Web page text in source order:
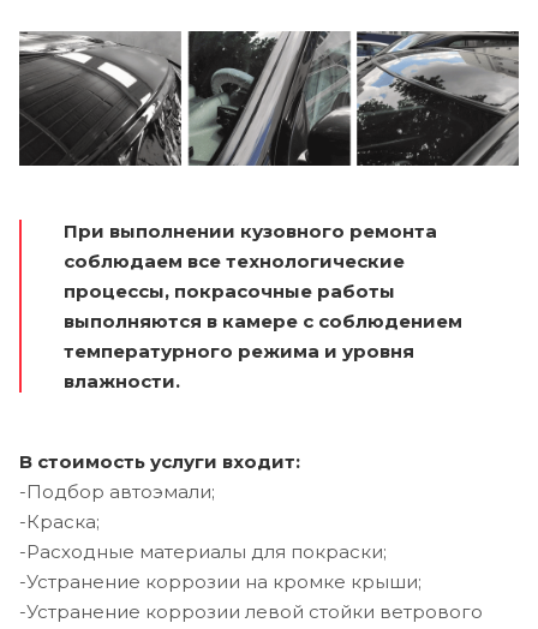
При выполнении кузовного ремонта
соблюдаем все технологические
процессы, покрасочные работы
выполняются в камере с соблюдением
температурного режима и уровня
влажности.
В стоимость услуги входит:
-Подбор автоэмали;
-Краска;
-Расходные материалы для покраски;
-Устранение коррозии на кромке крыши;
-Устранение коррозии левой стойки ветрового